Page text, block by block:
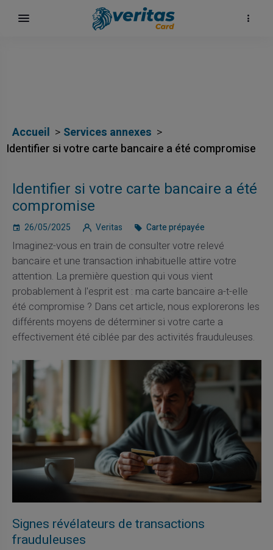
Accueil
Services annexes
Identifier si votre carte bancaire a été compromise
Identifier si votre carte bancaire a été
compromise
26/05/2025 Veritas Carte prépayée
Imaginez-vous en train de consulter votre relevé
bancaire et une transaction inhabituelle attire votre
attention. La première question qui vous vient
probablement à l'esprit est : ma carte bancaire a-t-elle
été compromise ? Dans cet article, nous explorerons les
différents moyens de déterminer si votre carte a
effectivement été ciblée par des activités frauduleuses.
Signes révélateurs de transactions
frauduleuses